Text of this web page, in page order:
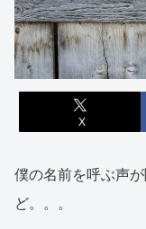
X
僕の名前を呼ぶ声
ど。。。